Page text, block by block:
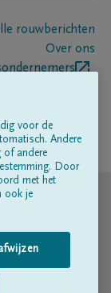
rouwberichten
Over ons
voor de
Andere
of andere
Door
met het
ook je